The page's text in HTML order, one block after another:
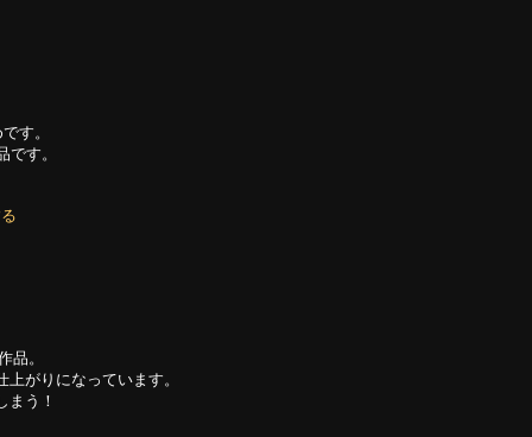
す。
す。
品。
がりになっています。
まう！